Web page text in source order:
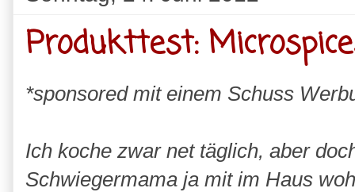
Produkttest:
*sponsored mit einem Schuss
Ich koche zwar net täglich, aber
Schwiegermama ja mit im Haus